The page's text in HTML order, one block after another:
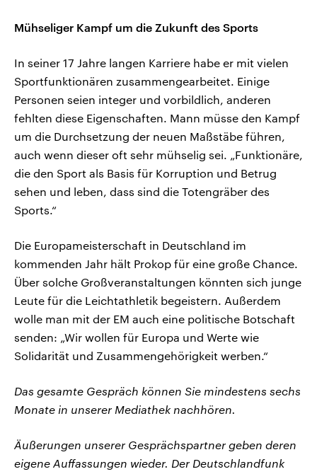
Mühseliger Kampf um die Zukunft des Sports
In seiner 17 Jahre langen Karriere habe er mit vielen
Sportfunktionären zusammengearbeitet. Einige
Personen seien integer und vorbildlich, anderen
fehlten diese Eigenschaften. Mann müsse den Kampf
um die Durchsetzung der neuen Maßstäbe führen,
auch wenn dieser oft sehr mühselig sei. „Funktionäre,
die den Sport als Basis für Korruption und Betrug
sehen und leben, dass sind die Totengräber des
Sports.“
Die Europameisterschaft in Deutschland im
kommenden Jahr hält Prokop für eine große Chance.
Über solche Großveranstaltungen könnten sich junge
Leute für die Leichtathletik begeistern. Außerdem
wolle man mit der EM auch eine politische Botschaft
senden: „Wir wollen für Europa und Werte wie
Solidarität und Zusammengehörigkeit werben.“
Das gesamte Gespräch können Sie mindestens sechs
Monate in unserer Mediathek nachhören.
Äußerungen unserer Gesprächspartner geben deren
eigene Auffassungen wieder. Der Deutschlandfunk